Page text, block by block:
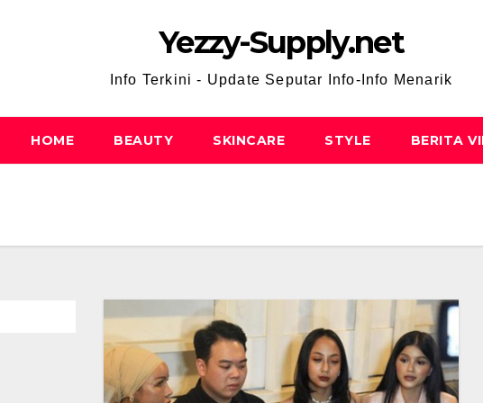
Yezzy-Supply.net
Info Terkini - Update Seputar Info-Info Menarik
HOME BEAUTY SKINCARE STYLE BERITA